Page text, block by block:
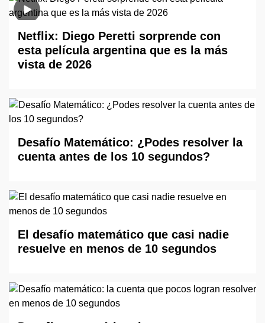
Netflix: Diego Peretti sorprende con
esta película argentina que es la más
vista de 2026
Desafío Matemático: ¿Podes resolver la
cuenta antes de los 10 segundos?
El desafío matemático que casi nadie
resuelve en menos de 10 segundos